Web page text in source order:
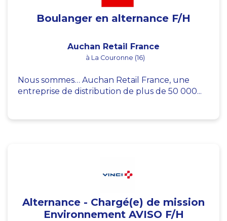
Boulanger en alternance F/H
Auchan Retail France
à La Couronne (16)
Nous sommes… Auchan Retail France, une
entreprise de distribution de plus de 50 000...
Alternance - Chargé(e) de mission
Environnement AVISO F/H